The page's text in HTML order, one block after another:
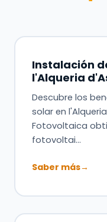
Instalación
l'Alqueria
Descubre los
solar en
Fotovoltaica
fotovoltai…
Saber más→